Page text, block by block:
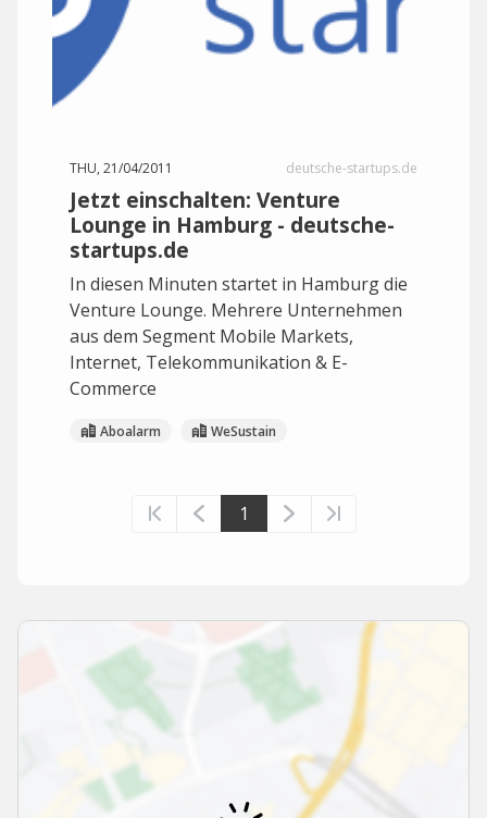
THU, 21/04/2011 deutsche-startups.de
Jetzt einschalten: Venture
Lounge in Hamburg - deutsche-
startups.de
In diesen Minuten startet in Hamburg die
Venture Lounge. Mehrere Unternehmen
aus dem Segment Mobile Markets,
Internet, Telekommunikation & E-
Commerce
Aboalarm WeSustain
1